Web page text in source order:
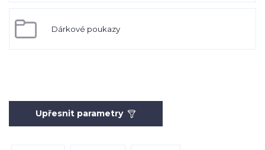
Dárkové poukazy
Upřesnit parametry